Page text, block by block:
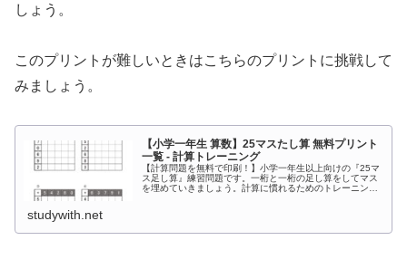
しょう。
このプリントが難しいときはこちらのプリントに挑戦して
みましょう。
【小学一年生 算数】25マスたし算 無料プリント
一覧 - 計算トレーニング
【計算問題を無料で印刷！】小学一年生以上向けの『25マ
ス足し算』練習問題です。一桁と一桁の足し算をしてマス
を埋めていきましょう。計算に慣れるためのトレーニング
studywith.net